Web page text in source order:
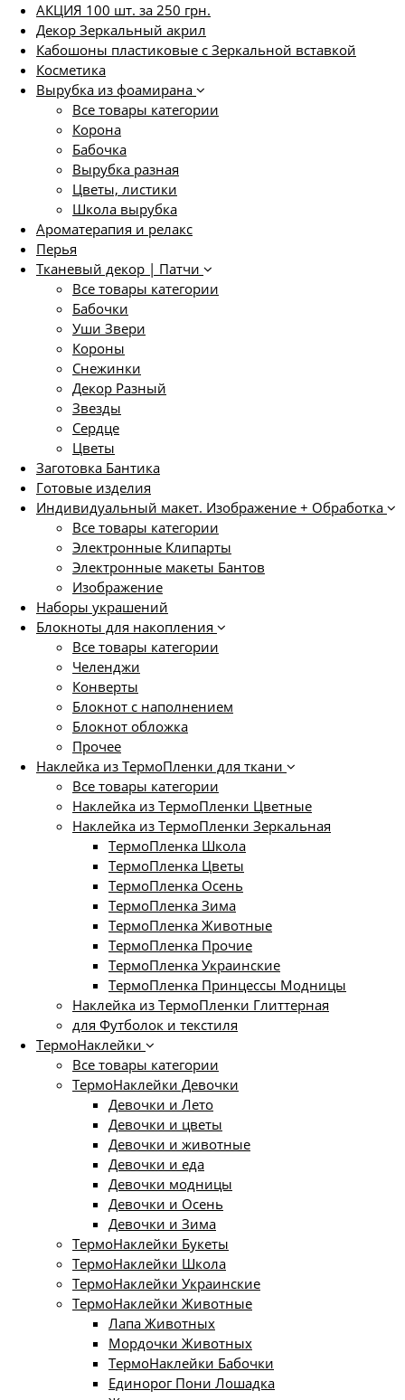
АКЦИЯ 100 шт. за 250 грн.
Декор Зеркальный акрил
Кабошоны пластиковые с Зеркальной вставкой
Косметика
Вырубка из фоамирана
Все товары категории
Корона
Бабочка
Вырубка разная
Цветы, листики
Школа вырубка
Ароматерапия и релакс
Перья
Тканевый декор | Патчи
Все товары категории
Бабочки
Уши Звери
Короны
Снежинки
Декор Разный
Звезды
Сердце
Цветы
Заготовка Бантика
Готовые изделия
Индивидуальный макет. Изображение + Обработка
Все товары категории
Электронные Клипарты
Электронные макеты Бантов
Изображение
Наборы украшений
Блокноты для накопления
Все товары категории
Челенджи
Конверты
Блокнот с наполнением
Блокнот обложка
Прочее
Наклейка из ТермоПленки для ткани
Все товары категории
Наклейка из ТермоПленки Цветные
Наклейка из ТермоПленки Зеркальная
ТермоПленка Школа
ТермоПленка Цветы
ТермоПленка Осень
ТермоПленка Зима
ТермоПленка Животные
ТермоПленка Прочие
ТермоПленка Украинские
ТермоПленка Принцессы Модницы
Наклейка из ТермоПленки Глиттерная
для Футболок и текстиля
ТермоНаклейки
Все товары категории
ТермоНаклейки Девочки
Девочки и Лето
Девочки и цветы
Девочки и животные
Девочки и еда
Девочки модницы
Девочки и Осень
Девочки и Зима
ТермоНаклейки Букеты
ТермоНаклейки Школа
ТермоНаклейки Украинские
ТермоНаклейки Животные
Лапа Животных
Мордочки Животных
ТермоНаклейки Бабочки
Единорог Пони Лошадка